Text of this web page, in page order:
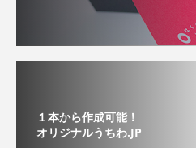
１本から作成可能！
オリジナルうちわ.JP